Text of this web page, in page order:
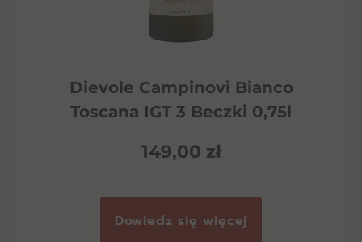
Dievole Campinovi Bianco
Toscana IGT 3 Beczki 0,75l
149,00 zł
Dowiedz się więcej